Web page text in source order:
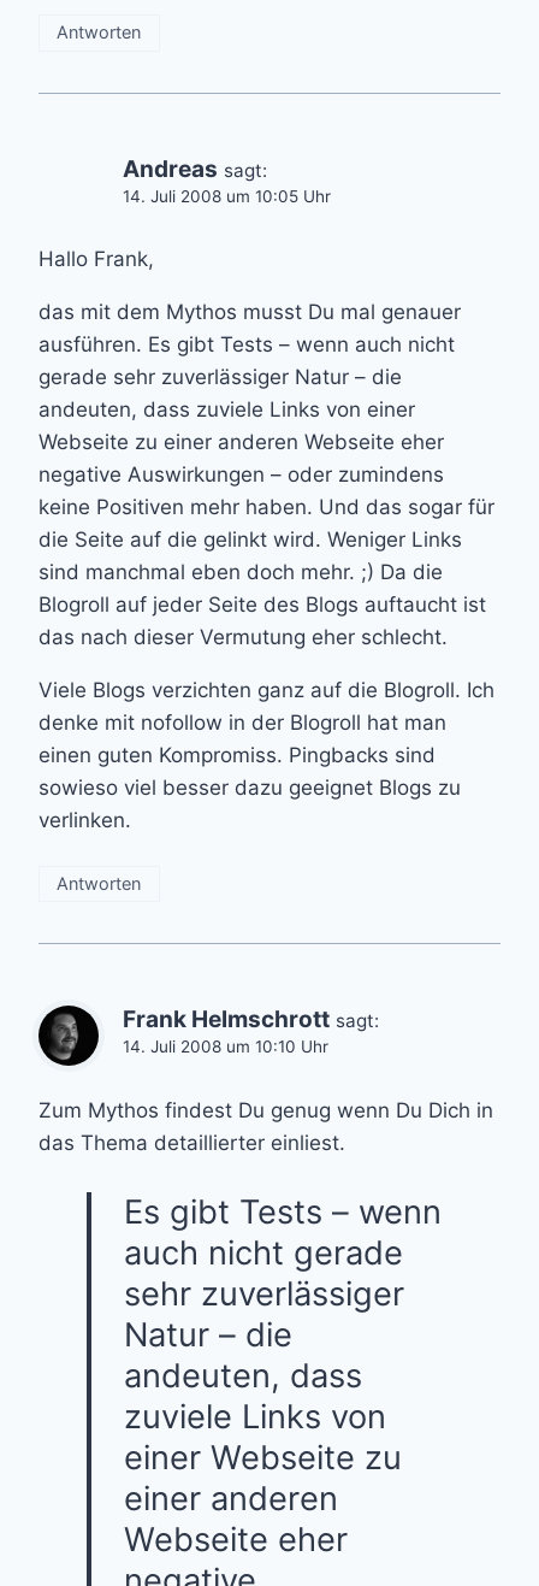
Antworten
Andreas sagt:
14. Juli 2008 um 10:05 Uhr
Hallo Frank,
das mit dem Mythos musst Du mal genauer
ausführen. Es gibt Tests – wenn auch nicht
gerade sehr zuverlässiger Natur – die
andeuten, dass zuviele Links von einer
Webseite zu einer anderen Webseite eher
negative Auswirkungen – oder zumindens
keine Positiven mehr haben. Und das sogar für
die Seite auf die gelinkt wird. Weniger Links
sind manchmal eben doch mehr. ;) Da die
Blogroll auf jeder Seite des Blogs auftaucht ist
das nach dieser Vermutung eher schlecht.
Viele Blogs verzichten ganz auf die Blogroll. Ich
denke mit nofollow in der Blogroll hat man
einen guten Kompromiss. Pingbacks sind
sowieso viel besser dazu geeignet Blogs zu
verlinken.
Antworten
Frank Helmschrott sagt:
14. Juli 2008 um 10:10 Uhr
Zum Mythos findest Du genug wenn Du Dich in
das Thema detaillierter einliest.
Es gibt Tests – wenn
auch nicht gerade
sehr zuverlässiger
Natur – die
andeuten, dass
zuviele Links von
einer Webseite zu
einer anderen
Webseite eher